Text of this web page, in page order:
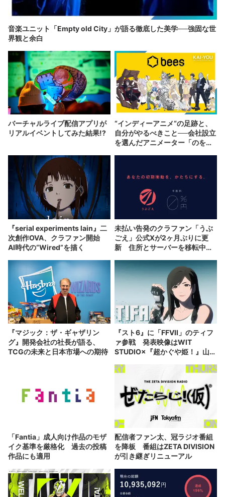
音楽ユニット「Empty old City」が語る徹底した美学──強固な世
界観と余白
バーチャルライブ配信アプリが
リアルイベントしてみた結果!?
“インディーアニメ“の足跡と、
自分がやるべきこと──会社設立
を選んだアニメーター「のを
『serial experiments lain』二
次創作OVA、クラファン開始
AI時代の“Wired”を描く
未払い告発のクラファン「うぶ
ごえ」公式Xが2ヶ月ぶりに更
新 住所とサーバーを移転中と
『マジック：ザ・ギャザリン
グ』開発会社の社長が語る、
TCGの未来と日本市場への期待
『スト6』に「FFVII」のティフ
ァ参戦 発表映像はWIT
STUDIO×『超かぐや姫！』山下
「Fantia」成人向け作品のモザ
イク基準を厳格化 過去の投稿
作品にも適用
配信者ファン太、冠ラジオ番組
を降板 番組はZETA DIVISION
が引き継ぎリニューアル